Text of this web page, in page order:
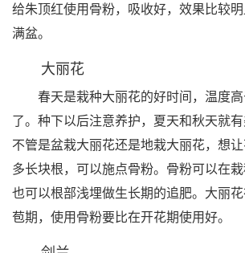
给朱顶红使用骨粉，吸收好，效果比较
满盆。
大丽花
春天是栽种大丽花的好时间，温度
了。种下以后注意养护，夏天和秋天就有
不管是盆栽大丽花还是地栽大丽花，想让
多长块根，可以施点骨粉。骨粉可以在栽
也可以根部浅埋做生长期的追肥。大丽
苞期，使用骨粉要比在开花期使用好。